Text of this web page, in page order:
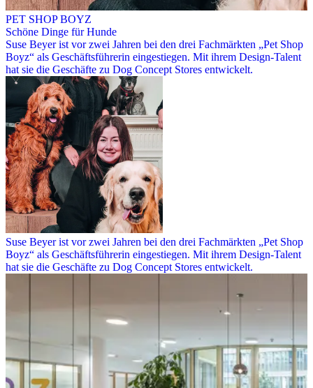
PET SHOP BOYZ
Schöne Dinge für Hunde
Suse Beyer ist vor zwei Jahren bei den drei Fachmärkten „Pet Shop
Boyz“ als Geschäftsführerin eingestiegen. Mit ihrem Design-Talent
hat sie die Geschäfte zu Dog Concept Stores entwickelt.
Suse Beyer ist vor zwei Jahren bei den drei Fachmärkten „Pet Shop
Boyz“ als Geschäftsführerin eingestiegen. Mit ihrem Design-Talent
hat sie die Geschäfte zu Dog Concept Stores entwickelt.